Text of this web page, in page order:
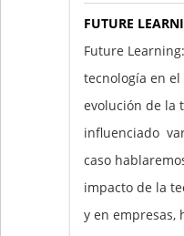
FUTURE
Future
tecnología en
evolución de la
influenciado
caso
impacto de la
y en empresas,